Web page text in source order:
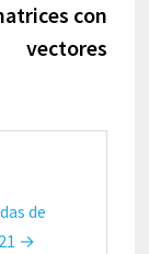
con
vectores
de
→